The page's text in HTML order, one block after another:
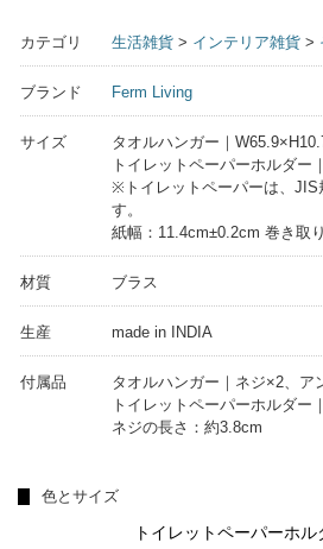
カテゴリ 生活雑貨 > インテリア雑貨 >
ブランド Ferm Living
サイズ
タオルハンガー｜
トイレットペーパーホルダー
※トイレットペーパーは、JIS
す。
紙幅：11.4cm±0.2cm 巻き取
材質 ブラス
生産 made in INDIA
付属品
タオルハンガー｜ネジ×2、ア
トイレットペーパーホルダー
ネジの長さ：約3.8cm
色とサイズ
トイレットペーパーホ